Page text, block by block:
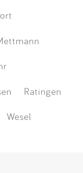
Ratingen
Wesel